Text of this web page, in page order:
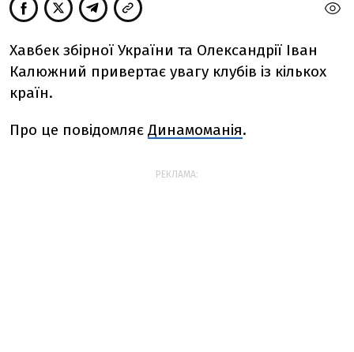
Хавбек збірної України та Олександрії Іван
Калюжний привертає увагу клубів із кількох
країн.
Про це повідомляє Динамоманія.
РЕКЛАМА: